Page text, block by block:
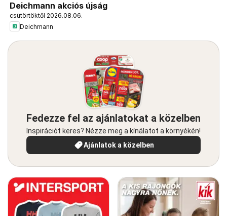
Deichmann akciós újság
csütörtöktől 2026.08.06.
Deichmann
Fedezze fel az ajánlatokat a közelben
Inspirációt keres? Nézze meg a kínálatot a környékén!
Ajánlatok a közelben